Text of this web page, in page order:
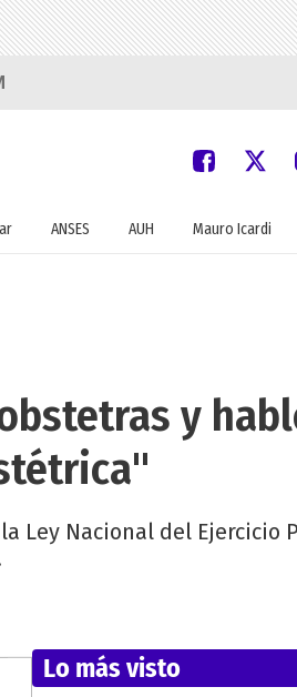
ANSES AUH Mauro Icardi
y
Ley Nacional del Ejercicio
Lo más visto